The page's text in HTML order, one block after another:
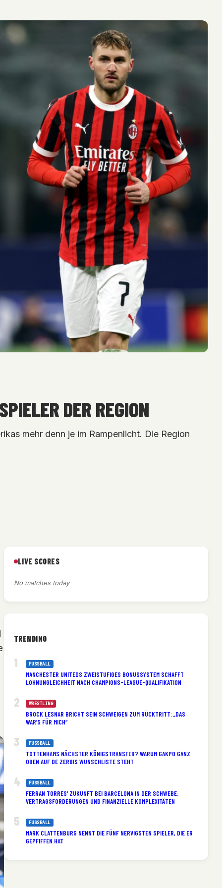
DER REGION
mehr denn je im Rampenlicht. Die Region
LIVE SCORES
No matches today
TRENDING
FUSSBALL
MANCHESTER UNITEDS ZWEISTUFIGES BONUSSYSTEM SCHAFFT
LOHNUNGLEICHHEIT NACH CHAMPIONS-LEAGUE-QUALIFIKATION
WRESTLING
BROCK LESNAR BRICHT SEIN SCHWEIGEN ZUM RÜCKTRITT: „DAS
WAR’S FÜR MICH“
FUSSBALL
TOTTENHAMS NÄCHSTER KÖNIGSTRANSFER? WARUM GAKPO GANZ
OBEN AUF DE ZERBIS WUNSCHLISTE STEHT
FUSSBALL
FERRAN TORRES‘ ZUKUNFT BEI BARCELONA IN DER SCHWEBE:
VERTRAGSFORDERUNGEN UND FINANZIELLE KOMPLEXITÄTEN
FUSSBALL
MARK CLATTENBURG NENNT DIE FÜNF NERVIGSTEN SPIELER, DIE ER
GEPFIFFEN HAT